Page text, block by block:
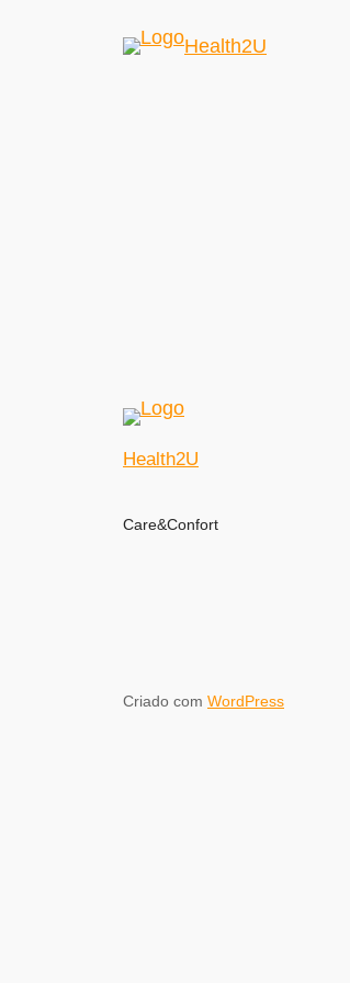
Health2U
Health2U
Care&Confort
Criado com WordPress